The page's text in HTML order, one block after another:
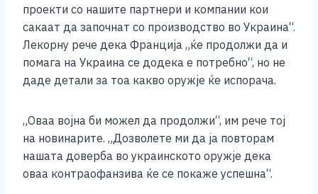
проекти со нашите партнери и компании кои
сакаат да започнат со производство во Украина“.
Лекорну рече дека Франција „ќе продолжи да и
помага на Украина се додека е потребно“, но не
даде детали за тоа какво оружје ќе испорача.
„Оваа војна би можел да продолжи“, им рече тој
на новинарите. „Дозволете ми да ја повторам
нашата доверба во украинското оружје дека
оваа контраофанзива ќе се покаже успешна“.